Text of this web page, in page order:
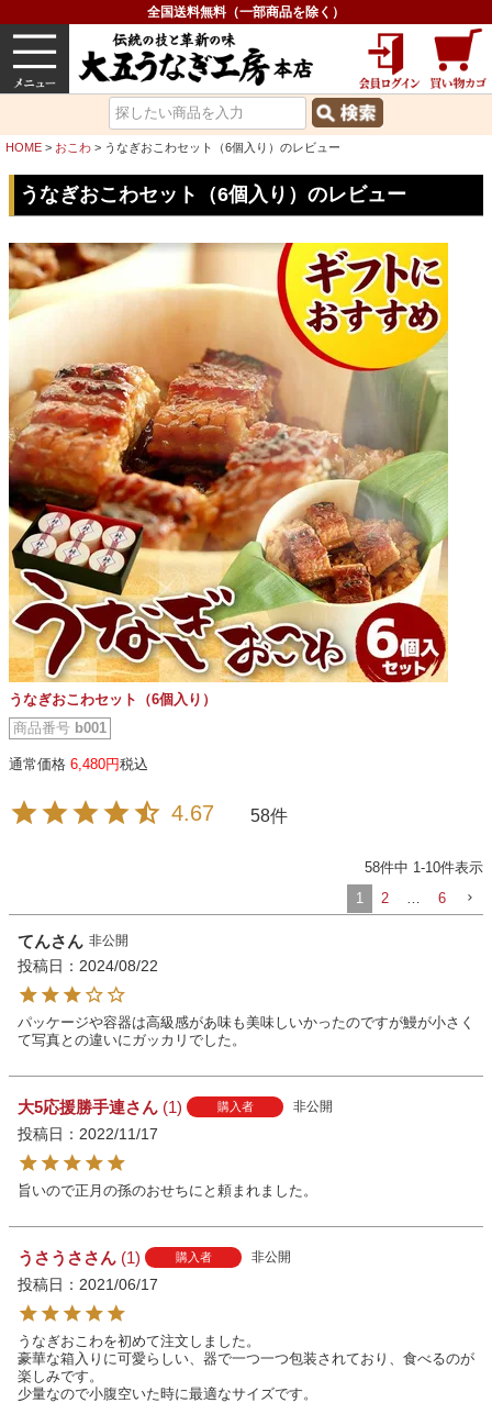
全国送料無料（一部商品を除く）
うなぎ 内祝い グルメ
HOME おこわ うなぎおこわセット（6個入り）のレビュー
うなぎおこわセット（6個入り）のレビュー
うなぎおこわセット（6個入り）
商品番号 b001
通常価格 6,480 税込
4.67 58
58件中 1-10件表示
1
2 … 6
てん 非公開
投稿日 2024/08/22
パッケージや容器は高級感があ味も美味しいかったのですが鰻が小さく
て写真との違いにガッカリでした。
大5応援勝手連 1 購入者 非公開
投稿日 2022/11/17
旨いので正月の孫のおせちにと頼まれました。
うさうさ 1 購入者 非公開
投稿日 2021/06/17
うなぎおこわを初めて注文しました。
豪華な箱入りに可愛らしい、器で一つ一つ包装されており、食べるのが
楽しみです。
少量なので小腹空いた時に最適なサイズです。